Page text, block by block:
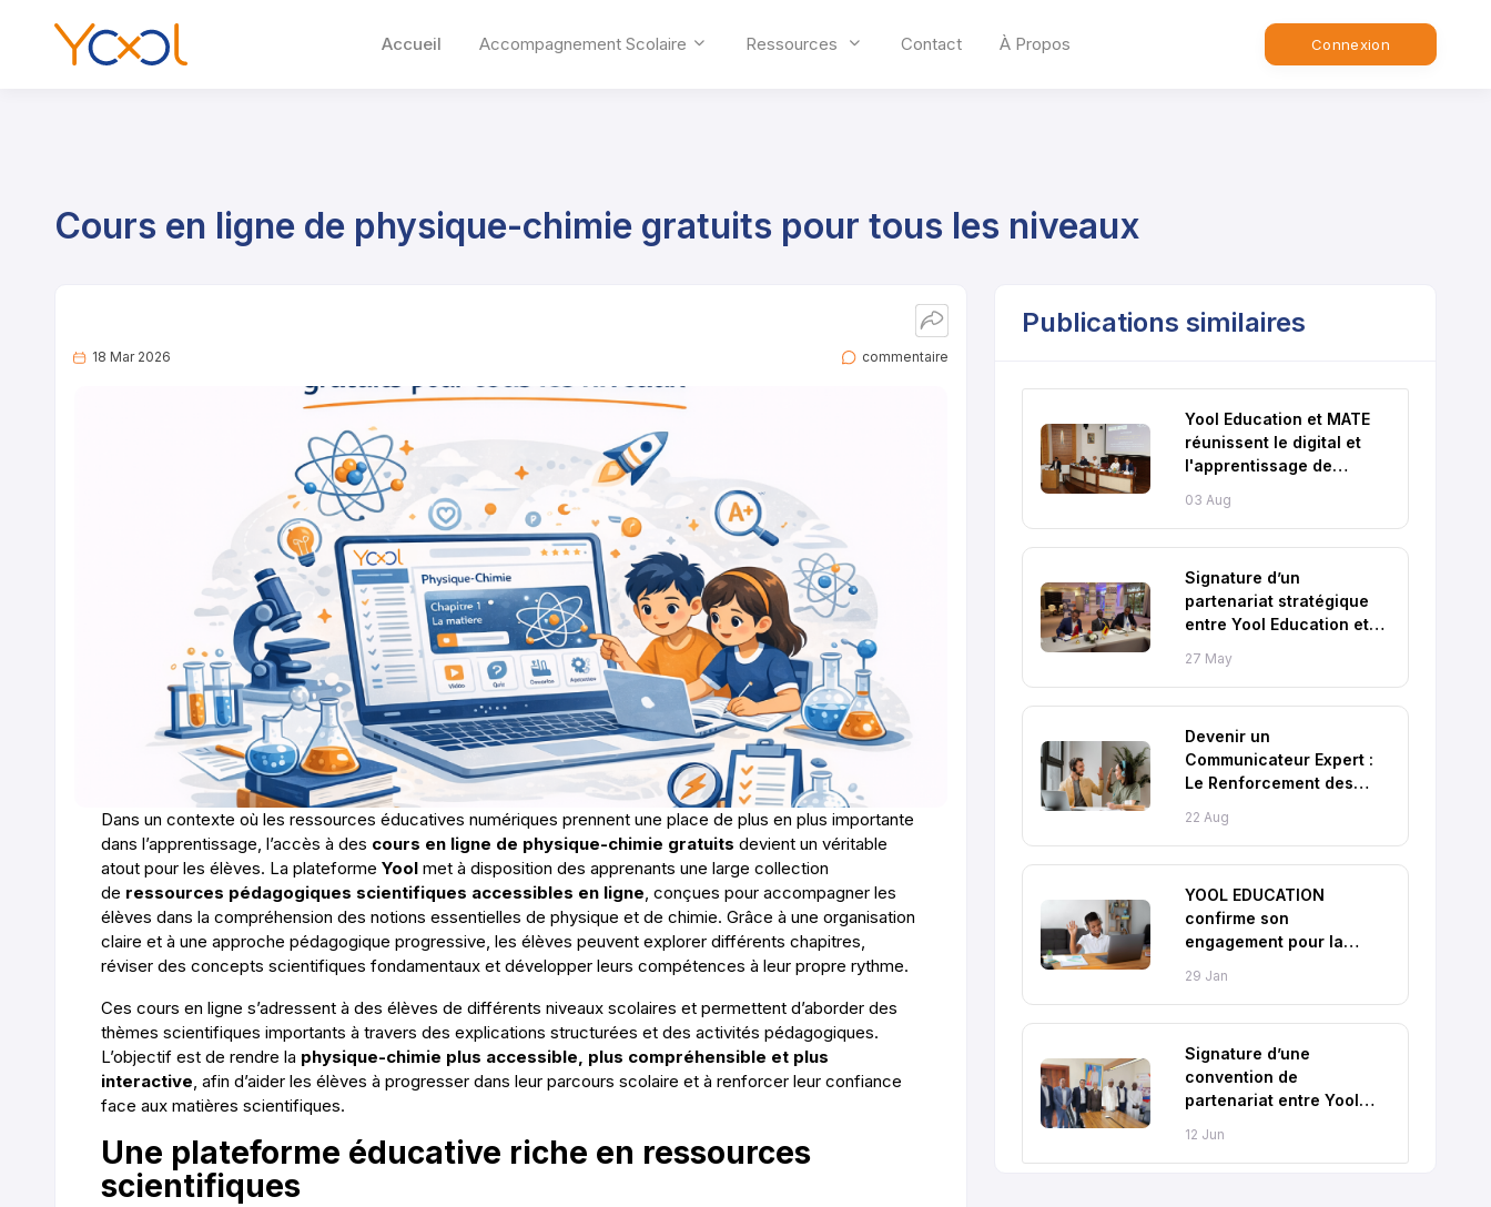
Accueil Accompagnement Scolaire Ressources Contact À Propos Connexion
Cours en ligne de physique-chimie gratuits pour tous les niveaux
18 Mar 2026 commentaire
Dans un contexte où les ressources éducatives numériques prennent une place de plus en plus importante
dans l’apprentissage, l’accès à des cours en ligne de physique-chimie gratuits devient un véritable
atout pour les élèves. La plateforme Yool met à disposition des apprenants une large collection
de ressources pédagogiques scientifiques accessibles en ligne, conçues pour accompagner les
élèves dans la compréhension des notions essentielles de physique et de chimie. Grâce à une organisation
claire et à une approche pédagogique progressive, les élèves peuvent explorer différents chapitres,
réviser des concepts scientifiques fondamentaux et développer leurs compétences à leur propre rythme.
Ces cours en ligne s’adressent à des élèves de différents niveaux scolaires et permettent d’aborder des
thèmes scientifiques importants à travers des explications structurées et des activités pédagogiques.
L’objectif est de rendre la physique-chimie plus accessible, plus compréhensible et plus
interactive, afin d’aider les élèves à progresser dans leur parcours scolaire et à renforcer leur confiance
face aux matières scientifiques.
Une plateforme éducative riche en ressources
scientifiques
Publications similaires
Yool Education et MATE
réunissent le digital et
l'apprentissage de
03 Aug
Signature d’un
partenariat stratégique
entre Yool Education et
27 May
Devenir un
Communicateur Expert :
Le Renforcement des
de Yool
22 Aug
YOOL EDUCATION
confirme son
engagement pour la
29 Jan
Signature d’une
convention de
partenariat entre Yool
et de la Promotion
12 Jun